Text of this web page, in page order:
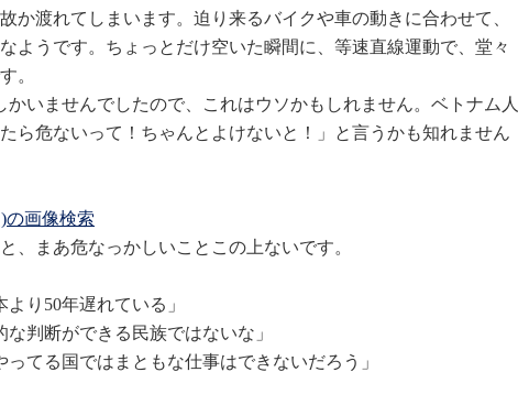
か渡れてしまいます。迫り来るバイクや車の動きに合わせて、
ようです。ちょっとだけ空いた瞬間に、等速直線運動で、堂々
。
かいませんでしたので、これはウソかもしれません。ベトナム人
ら危ないって！ちゃんとよけないと！」と言うかも知れません
の画像検索
、まあ危なっかしいことこの上ないです。
より50年遅れている」
な判断ができる民族ではないな」
ってる国ではまともな仕事はできないだろう」